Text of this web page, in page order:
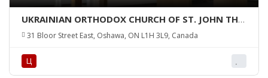
UKRAINIAN ORTHODOX CHURCH OF ST. JOHN THE
BAPTIST
31 Bloor Street East, Oshawa, ON L1H 3L9, Canada
Ц